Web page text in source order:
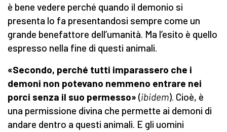
è bene vedere perché quando il demonio si
presenta lo fa presentandosi sempre come un
grande benefattore dell’umanità. Ma l’esito è quello
espresso nella fine di questi animali.
«Secondo, perché tutti imparassero che i
demoni non potevano nemmeno entrare nei
porci senza il suo permesso» (ibidem). Cioè, è
una permissione divina che permette ai demoni di
andare dentro a questi animali. E gli uomini